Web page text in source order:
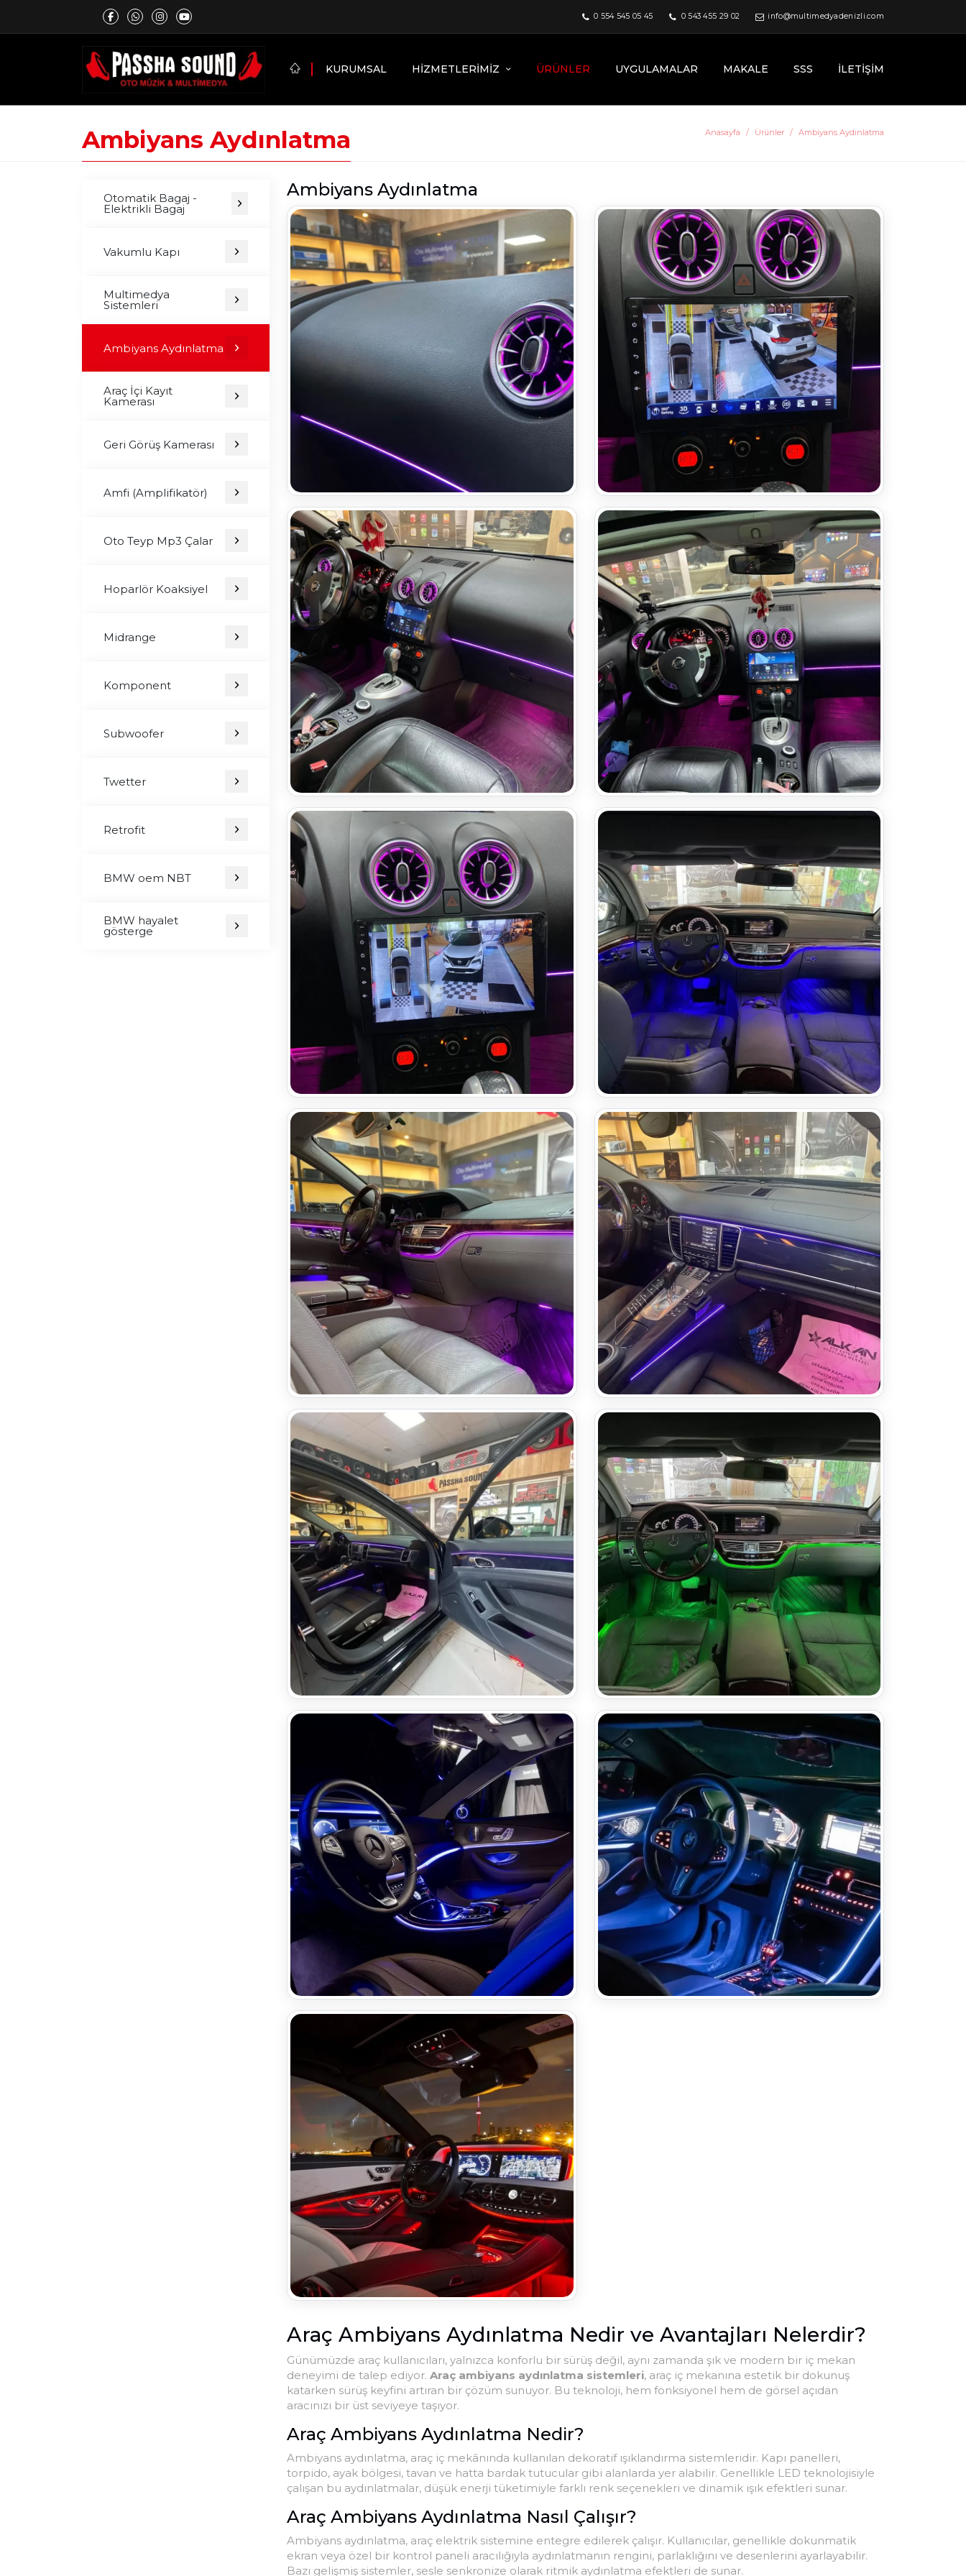
0 554 545 05 45 0 543 455 29 02 info@multimedyadenizli.com
KURUMSAL HIZMETLERIMIZ ÜRÜNLER UYGULAMALAR MAKALE SSS İLETIŞIM
Ambiyans Aydınlatma Anasayfa Ürünler Ambiyans Aydınlatma
Otomatik Bagaj -
Elektrikli Bagaj
Vakumlu Kapı
Multimedya
Sistemleri
Ambiyans Aydınlatma
Araç İçi Kayıt
Kamerası
Geri Görüş Kamerası
Amfi (Amplifikatör)
Oto Teyp Mp3 Çalar
Hoparlör Koaksiyel
Midrange
Komponent
Subwoofer
Twetter
Retrofit
BMW oem NBT
BMW hayalet
gösterge
Ambiyans Aydınlatma
Araç Ambiyans Aydınlatma Nedir ve Avantajları Nelerdir?
Günümüzde araç kullanıcıları, yalnızca konforlu bir sürüş değil, aynı zamanda şık ve modern bir iç mekan
deneyimi de talep ediyor. Araç ambiyans aydınlatma sistemleri, araç iç mekanına estetik bir dokunuş
katarken sürüş keyfini artıran bir çözüm sunuyor. Bu teknoloji, hem fonksiyonel hem de görsel açıdan
aracınızı bir üst seviyeye taşıyor.
Araç Ambiyans Aydınlatma Nedir?
Ambiyans aydınlatma, araç iç mekânında kullanılan dekoratif ışıklandırma sistemleridir. Kapı panelleri,
torpido, ayak bölgesi, tavan ve hatta bardak tutucular gibi alanlarda yer alabilir. Genellikle LED teknolojisiyle
çalışan bu aydınlatmalar, düşük enerji tüketimiyle farklı renk seçenekleri ve dinamik ışık efektleri sunar.
Araç Ambiyans Aydınlatma Nasıl Çalışır?
Ambiyans aydınlatma, araç elektrik sistemine entegre edilerek çalışır. Kullanıcılar, genellikle dokunmatik
ekran veya özel bir kontrol paneli aracılığıyla aydınlatmanın rengini, parlaklığını ve desenlerini ayarlayabilir.
Bazı gelişmiş sistemler, sesle senkronize olarak ritmik aydınlatma efektleri de sunar.